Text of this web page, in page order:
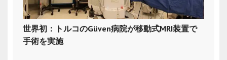
世界初：トルコのGüven病院が移動式MRI装置で
手術を実施